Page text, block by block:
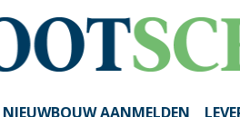
NIEUWBOUW AANMELDEN